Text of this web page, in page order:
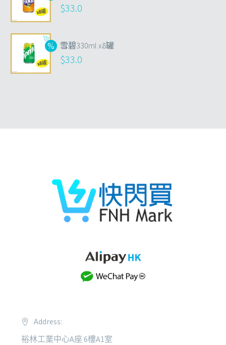
$33.0
雪碧330ml x8罐
$33.0
Address:
裕林工業中心A座 6樓A1室